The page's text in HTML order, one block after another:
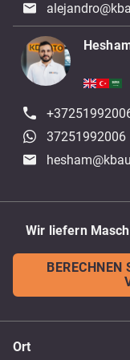
37251992006
Wir liefern
BERECHNEN
Ort